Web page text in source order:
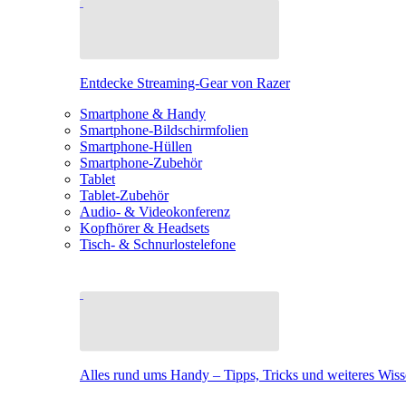
Entdecke Streaming-Gear von Razer
Smartphone & Handy
Smartphone-Bildschirmfolien
Smartphone-Hüllen
Smartphone-Zubehör
Tablet
Tablet-Zubehör
Audio- & Videokonferenz
Kopfhörer & Headsets
Tisch- & Schnurlostelefone
Alles rund ums Handy – Tipps, Tricks und weiteres